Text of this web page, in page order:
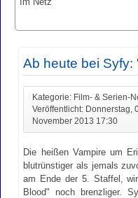
Ab heute bei Syfy:
Kategorie: Film- & Serien-
Veröffentlicht: Donnerstag,
November 2013 17:30
Die heißen Vampire um
blutrünstiger als jemals
am Ende der 5. Staffel,
Blood" noch brenzliger.